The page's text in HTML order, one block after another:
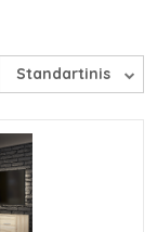
Standartinis